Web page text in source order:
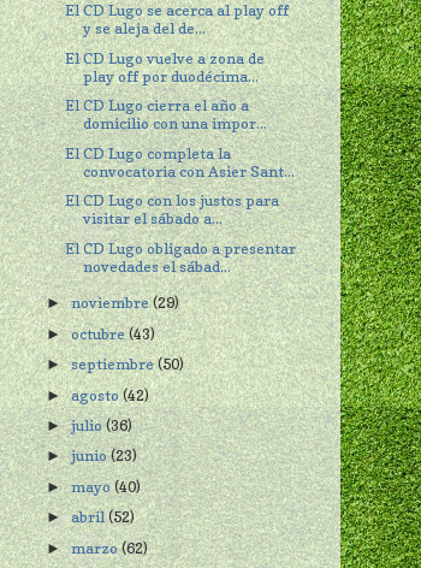
El CD Lugo se acerca al play off
y se aleja del de...
El CD Lugo vuelve a zona de
play off por duodécima...
El CD Lugo cierra el año a
domicilio con una impor...
El CD Lugo completa la
convocatoria con Asier Sant...
El CD Lugo con los justos para
visitar el sábado a...
El CD Lugo obligado a presentar
novedades el sábad...
►noviembre(29)
►octubre(43)
►septiembre(50)
►agosto(42)
►julio(36)
►junio(23)
►mayo(40)
►abril(52)
►marzo(62)